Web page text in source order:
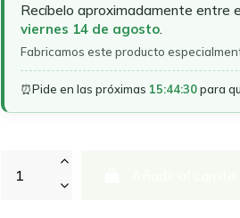
Recíbelo aproximadamente entre
viernes 14 de agosto.
Fabricamos este producto
⏰Pide en las próximas 15:44:30para